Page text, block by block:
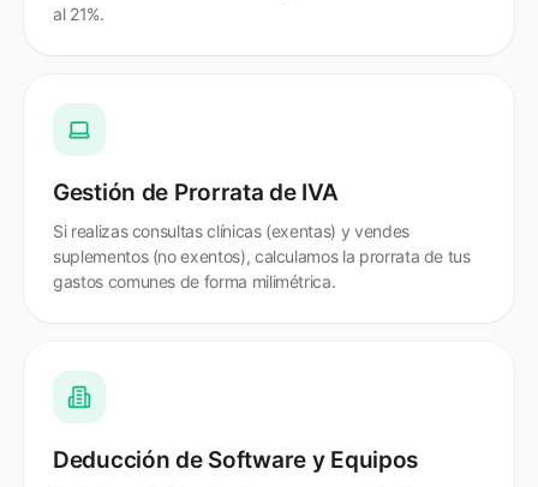
al 21%.
Gestión de Prorrata de IVA
Si realizas consultas clínicas (exentas) y vendes
suplementos (no exentos), calculamos la prorrata de tus
gastos comunes de forma milimétrica.
Deducción de Software y Equipos